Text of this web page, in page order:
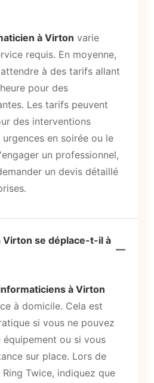
à Virton varie
requis. En moyenne,
à des tarifs allant
pour des
Les tarifs peuvent
des interventions
en soirée ou le
un professionnel,
un devis détaillé
Virton se déplace-t-il à
à Virton
à domicile. Cela est
si vous ne pouvez
ou si vous
sur place. Lors de
Twice, indiquez que